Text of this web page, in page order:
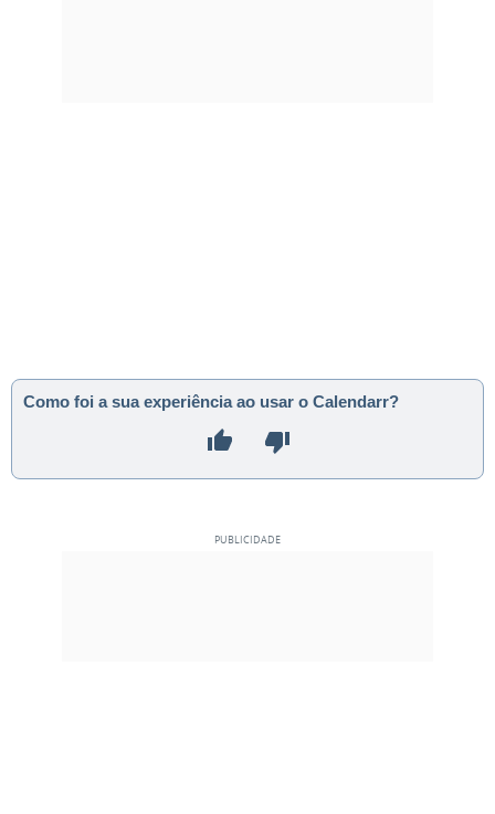
Como foi a sua experiência ao usar o Calendarr?